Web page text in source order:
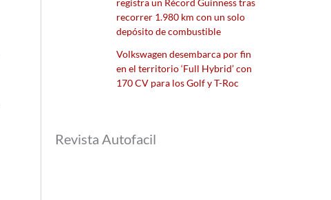
registra un Récord Guinness tras
recorrer 1.980 km con un solo
depósito de combustible
Volkswagen desembarca por fin
en el territorio ‘Full Hybrid’ con
170 CV para los Golf y T-Roc
Revista Autofacil